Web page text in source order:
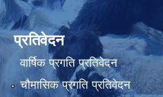
प्रतिवेदन
वार्षिक प्रगति प्रतिवेदन
चौमासिक प्रगति प्रतिवेदन